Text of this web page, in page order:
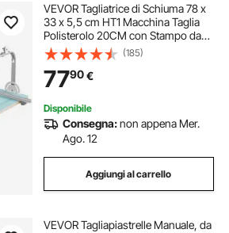
VEVOR Tagliatrice di Schiuma 78 x
33 x 5,5 cm HT1 Macchina Taglia
Polisterolo 20CM con Stampo da
Taglio Circolare in Fuoco MDF e
Lega per Tagliare Schiuma, Spugna,
Cotone Perlato, Nastro, Cartone
(185)
7790€
Disponibile
Consegna:non appena Mer.
Ago. 12
Aggiungi al carrello
VEVOR Tagliapiastrelle Manuale, da